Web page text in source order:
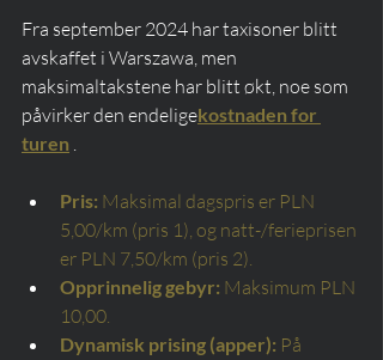
Fra september 2024 har taxisoner blitt
avskaffet i Warszawa, men
maksimaltakstene har blitt økt, noe som
påvirker den endeligekostnaden for
turen .
Pris: Maksimal dagspris er PLN
5,00/km (pris 1), og natt-/ferieprisen
er PLN 7,50/km (pris 2).
Opprinnelig gebyr: Maksimum PLN
10,00.
Dynamisk prising (apper): På